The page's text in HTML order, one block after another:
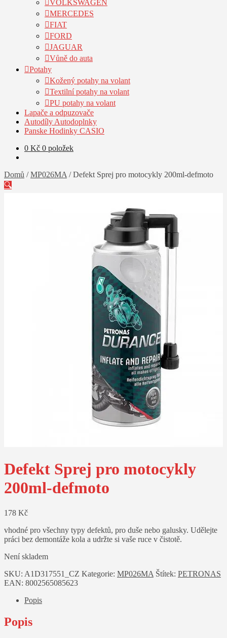
VOLKSWAGEN
MERCEDES
FIAT
FORD
JAGUAR
Vůně do auta
Potahy
Kožený potahy na volant
Textilní potahy na volant
PU potahy na volant
Lapače a odpuzovače
Autodíly Autodoplnky
Panske Hodinky CASIO
0 Kč 0 položek
Domů /MP026MA /Defekt Sprej pro motocykly 200ml-defmoto
🔍
Defekt Sprej pro motocykly
200ml-defmoto
178 Kč
vhodné pro všechny typy defektů, pro duše nebo galusky. Udělejte
práci bez demontáže kola a udržte si vaše ruce v čistotě.
Není skladem
SKU: A1D317551_CZ Kategorie: MP026MA Štítek: PETRONAS
EAN: 8002565085623
Popis
Popis